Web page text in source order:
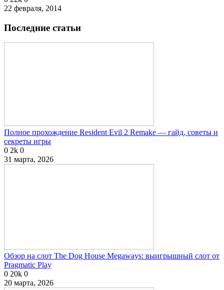
22 февраля, 2014
Последние статьи
Полное прохождение Resident Evil 2 Remake — гайд, советы и
секреты игры
0 2k 0
31 марта, 2026
Обзор на слот The Dog House Megaways: выигрышный слот от
Pragmatic Play
0 20k 0
20 марта, 2026